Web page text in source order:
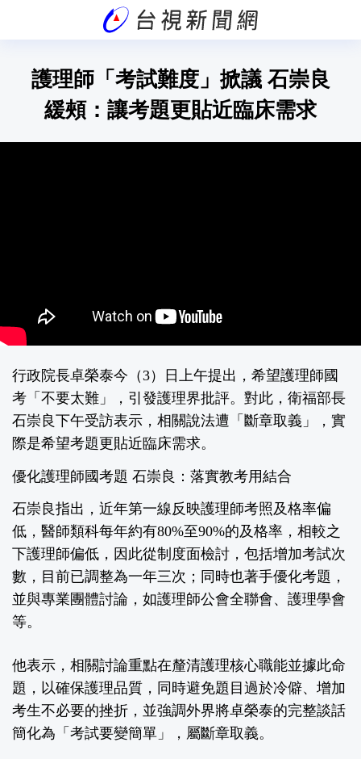
護理師「考試難度」掀議 石崇良
緩頰：讓考題更貼近臨床需求
行政院長卓榮泰今（3）日上午提出，希望護理師國
考「不要太難」，引發護理界批評。對此，衛福部長
石崇良下午受訪表示，相關說法遭「斷章取義」，實
際是希望考題更貼近臨床需求。
優化護理師國考題 石崇良：落實教考用結合
石崇良指出，近年第一線反映護理師考照及格率偏
低，醫師類科每年約有80%至90%的及格率，相較之
下護理師偏低，因此從制度面檢討，包括增加考試次
數，目前已調整為一年三次；同時也著手優化考題，
並與專業團體討論，如護理師公會全聯會、護理學會
等。
他表示，相關討論重點在釐清護理核心職能並據此命
題，以確保護理品質，同時避免題目過於冷僻、增加
考生不必要的挫折，並強調外界將卓榮泰的完整談話
簡化為「考試要變簡單」，屬斷章取義。